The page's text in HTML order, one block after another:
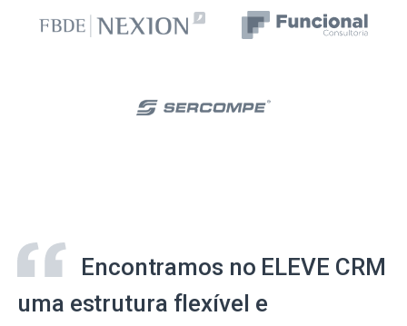
Encontramos no ELEVE CRM
uma estrutura flexível e